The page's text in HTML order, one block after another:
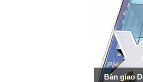
Bàn giao